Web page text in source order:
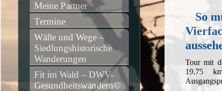
So
Tour mit
19,75
Meine Partner
Termine
Wälle und Wege –
Siedlungshistorische
Wanderungen
Fit im Wald – DWV-
Gesundheitswandern©